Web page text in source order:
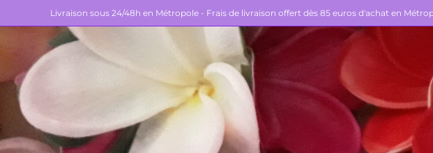
Livraison sous 24/48h en Métropole - Frais de livraison offert dès 85 euros d'achat en